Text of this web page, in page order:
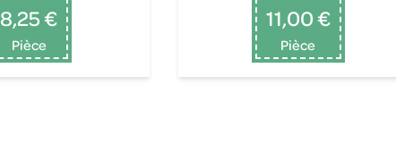
8,25 €
Pièce
11,00 €
Pièce